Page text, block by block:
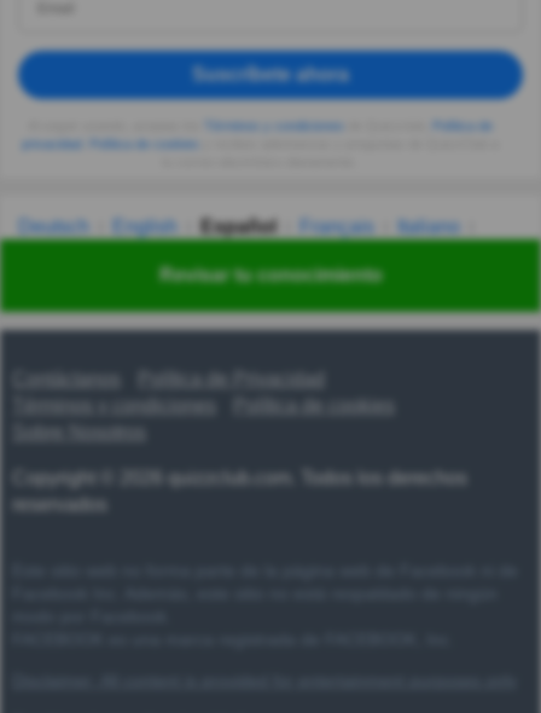
Revisar tu conocimiento
Suscríbete ahora
privacidad
Deutsch English Español Français
Italiano
Українська हिन्दी 한국어 汉语
Contáctanos
Política de Privacidad
Términos y condiciones
Copyright © 2026 quizzclub.com. Todos los derechos
reservados